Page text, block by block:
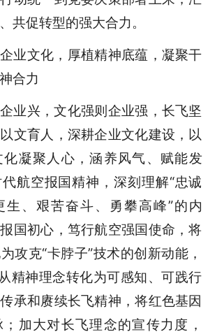
共促转型的强大合力。
业文化，厚植精神底蕴，凝聚干
合力
业兴，文化强则企业强，长飞坚
文育人，深耕企业文化建设，以
凝聚人心 ，涵养风气、赋能发
航空报国精神，深刻理解“忠诚
生、艰苦奋斗、勇攀高峰”的内
国初心，笃行航空强国使命，将
攻克“卡脖子”技术的创新动能，
精神理念转化为可感知、可践行
承和赓续长飞精神，将红色基因
加大对长飞理念的宣传力度，